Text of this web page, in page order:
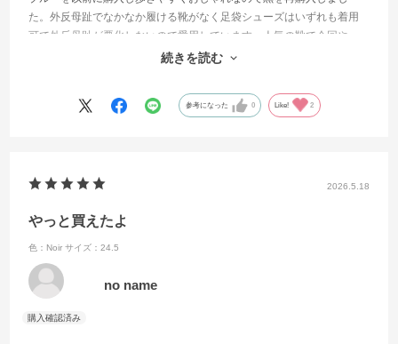
た。外反母趾でなかなか履ける靴がなく足袋シューズはいずれも着用
可で外反母趾が悪化しないので愛用しています。人気の靴で今回やっ
続きを読む
参考になった 0 Like! 2
2026.5.18
やっと買えたよ
色：Noir サイズ：24.5
no name